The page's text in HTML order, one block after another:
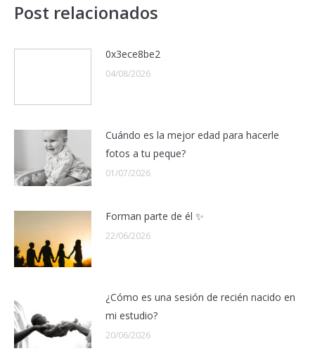
Post relacionados
0x3ece8be2
04/08/2026
Cuándo es la mejor edad para hacerle
fotos a tu peque?
01/07/2026
Forman parte de él ✨
22/06/2026
¿Cómo es una sesión de recién nacido en
mi estudio?
20/06/2026